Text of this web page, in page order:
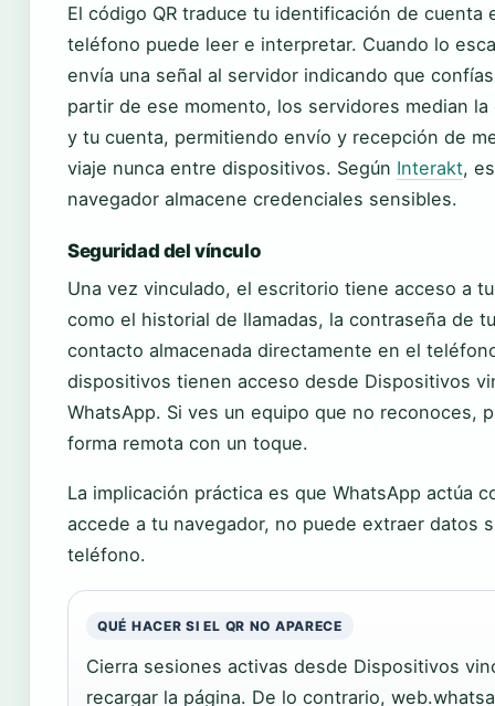
El código QR traduce tu identificación de cuenta
teléfono puede leer e interpretar. Cuando lo
envía una señal al servidor indicando que
partir de ese momento, los servidores median
y tu cuenta, permitiendo envío y recepción de
viaje nunca entre dispositivos. Según Interakt,
navegador almacene credenciales sensibles.
Seguridad del vínculo
Una vez vinculado, el escritorio tiene acceso a
como el historial de llamadas, la contraseña de
contacto almacenada directamente en el
dispositivos tienen acceso desde Dispositivos
WhatsApp. Si ves un equipo que no reconoces,
forma remota con un toque.
La implicación práctica es que WhatsApp actúa
accede a tu navegador, no puede extraer datos
teléfono.
QUÉ HACER SI EL QR NO APARECE
Cierra sesiones activas desde Dispositivos
recargar la página. De lo contrario,